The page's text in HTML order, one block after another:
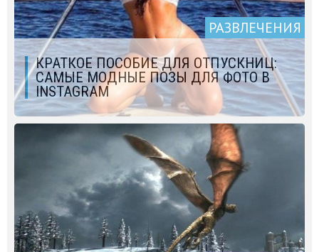
РАЗВЛЕЧЕНИЯ
КРАТКОЕ ПОСОБИЕ ДЛЯ ОТПУСКНИЦ:
САМЫЕ МОДНЫЕ ПОЗЫ ДЛЯ ФОТО В
INSTAGRAM